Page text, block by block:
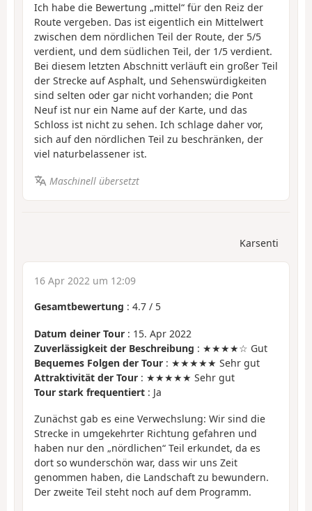
Ich habe die Bewertung „mittel“ für den Reiz der
Route vergeben. Das ist eigentlich ein Mittelwert
zwischen dem nördlichen Teil der Route, der 5/5
verdient, und dem südlichen Teil, der 1/5 verdient.
Bei diesem letzten Abschnitt verläuft ein großer Teil
der Strecke auf Asphalt, und Sehenswürdigkeiten
sind selten oder gar nicht vorhanden; die Pont
Neuf ist nur ein Name auf der Karte, und das
Schloss ist nicht zu sehen. Ich schlage daher vor,
sich auf den nördlichen Teil zu beschränken, der
viel naturbelassener ist.
Maschinell übersetzt
Karsenti
16 Apr 2022 um 12:09
Gesamtbewertung : 4.7 / 5
Datum deiner Tour : 15. Apr 2022
Zuverlässigkeit der Beschreibung : ★★★★☆ Gut
Bequemes Folgen der Tour : ★★★★★ Sehr gut
Attraktivität der Tour : ★★★★★ Sehr gut
Tour stark frequentiert : Ja
Zunächst gab es eine Verwechslung: Wir sind die
Strecke in umgekehrter Richtung gefahren und
haben nur den „nördlichen“ Teil erkundet, da es
dort so wunderschön war, dass wir uns Zeit
genommen haben, die Landschaft zu bewundern.
Der zweite Teil steht noch auf dem Programm.